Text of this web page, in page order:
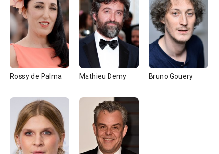
Rossy de Palma Mathieu Demy Bruno Gouery